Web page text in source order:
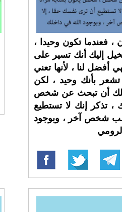
، فعندما تكون وحيدا ،
إليك أنك تسير على
أفضل لنا ، لأنها تعني
بأنك وحيد ، لكن
لك أن تبحث عن شخص
تذكر إنك لا تستطيع
شخص آخر ، وبوجود